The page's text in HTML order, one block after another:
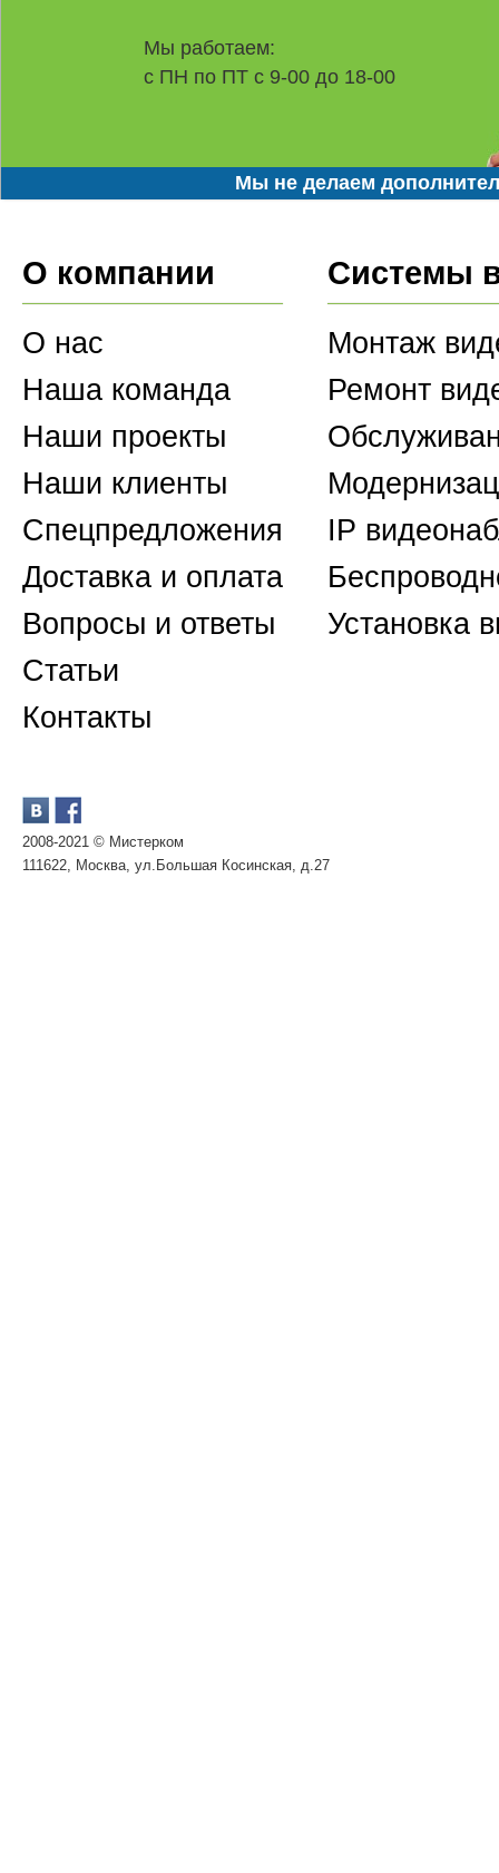
Мы работаем:
с ПН по ПТ с 9-00 до 18-00
Мы не делаем
О компании
О нас
Наша команда
Наши проекты
Наши клиенты
Спецпредложения
Доставка и оплата
Вопросы и ответы
Статьи
Контакты
2008-2021 © Мистерком
111622, Москва, ул.Большая Косинская, д.27
Системы
Монтаж
Ремонт
IP
Установка